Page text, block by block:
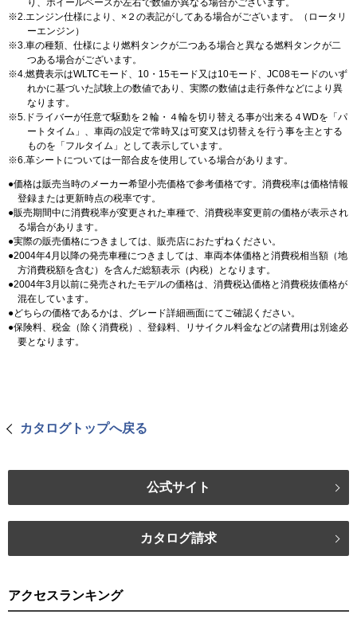
り、ホイールベースが左右で数値が異なる場合がございます。
2.エンジン仕様により、×２の表記がしてある場合がございます。（ロータリ
ーエンジン）
3.車の種類、仕様により燃料タンクが二つある場合と異なる燃料タンクが二
つある場合がございます。
4.燃費表示はWLTCモード、10・15モード又は10モード、JC08モードのいず
れかに基づいた試験上の数値であり、実際の数値は走行条件などにより異
なります。
5.ドライバーが任意で駆動を２輪・４輪を切り替える事が出来る４WDを「パ
ートタイム」、車両の設定で常時又は可変又は切替えを行う事を主とする
ものを「フルタイム」として表示しています。
6.革シートについては一部合皮を使用している場合があります。
価格は販売当時のメーカー希望小売価格で参考価格です。消費税率は価格情報
登録または更新時点の税率です。
販売期間中に消費税率が変更された車種で、消費税率変更前の価格が表示され
る場合があります。
実際の販売価格につきましては、販売店におたずねください。
2004年4月以降の発売車種につきましては、車両本体価格と消費税相当額（地
方消費税額を含む）を含んだ総額表示（内税）となります。
2004年3月以前に発売されたモデルの価格は、消費税込価格と消費税抜価格が
混在しています。
どちらの価格であるかは、グレード詳細画面にてご確認ください。
保険料、税金（除く消費税）、登録料、リサイクル料金などの諸費用は別途必
要となります。
カタログトップへ戻る
公式サイト
カタログ請求
アクセスランキング